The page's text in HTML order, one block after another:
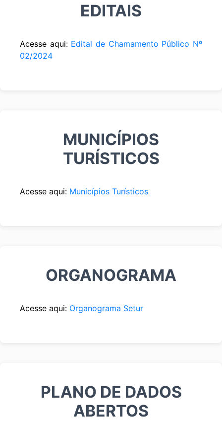
EDITAIS
Acesse aqui: Edital de Chamamento Público Nº
02/2024
MUNICÍPIOS
TURÍSTICOS
Acesse aqui: Municípios Turísticos
ORGANOGRAMA
Acesse aqui: Organograma Setur
PLANO DE DADOS
ABERTOS